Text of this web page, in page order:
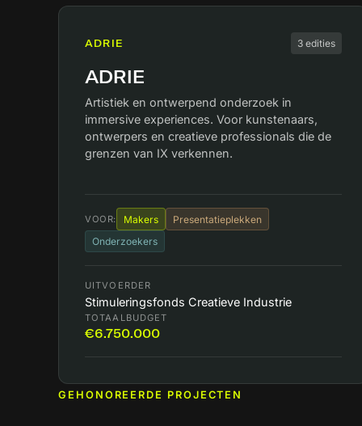
ADRIE 3 edities
ADRIE
Artistiek en ontwerpend onderzoek in
immersive experiences. Voor kunstenaars,
ontwerpers en creatieve professionals die de
grenzen van IX verkennen.
VOOR: Makers
Presentatieplekken
Onderzoekers
UITVOERDER
Stimuleringsfonds Creatieve Industrie
TOTAALBUDGET
€6.750.000
GEHONOREERDE PROJECTEN